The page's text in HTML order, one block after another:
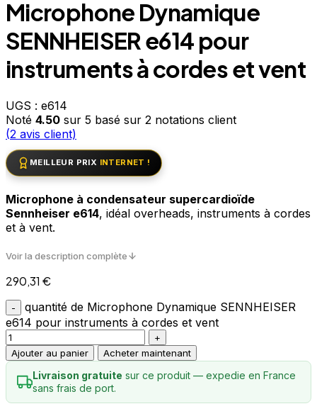
Microphone Dynamique
SENNHEISER e614 pour
instruments à cordes et vent
UGS : e614
Noté 4.50 sur 5 basé sur 2 notations client
(2 avis client)
MEILLEUR PRIX INTERNET !
Microphone à condensateur supercardioïde
Sennheiser e614, idéal overheads, instruments à cordes
et à vent.
Voir la description complète
290,31 €
quantité de Microphone Dynamique SENNHEISER
e614 pour instruments à cordes et vent
Ajouter au panier Acheter maintenant
Livraison gratuite sur ce produit — expedie en France
sans frais de port.